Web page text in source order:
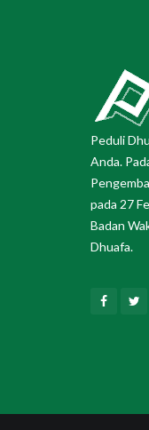
Peduli
Anda.
pada 27
Badan
Dhuafa.